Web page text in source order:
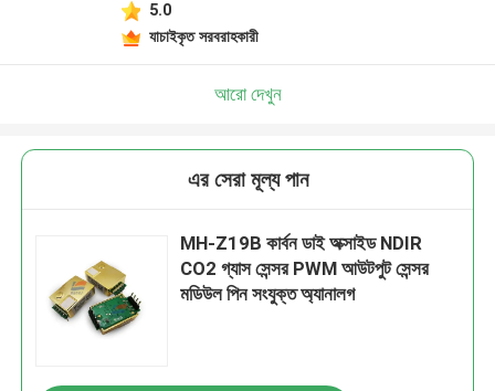
5.0
যাচাইকৃত সরবরাহকারী
আরো দেখুন
এর সেরা মূল্য পান
MH-Z19B কার্বন ডাই অক্সাইড NDIR
CO2 গ্যাস সেন্সর PWM আউটপুট সেন্সর
মডিউল পিন সংযুক্ত অ্যানালগ